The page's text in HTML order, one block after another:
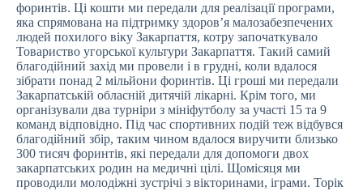
форинтів. Ці кошти ми передали для реалізації програми,
яка спрямована на підтримку здоров’я малозабезпечених
людей похилого віку Закарпаття, котру започаткувало
Товариство угорської культури Закарпаття. Такий самий
благодійний захід ми провели і в грудні, коли вдалося
зібрати понад 2 мільйони форинтів. Ці гроші ми передали
Закарпатській обласній дитячій лікарні. Крім того, ми
організували два турніри з мініфутболу за участі 15 та 9
команд відповідно. Під час спортивних подій теж відбувся
благодійний збір, таким чином вдалося виручити близько
300 тисяч форинтів, які передали для допомоги двох
закарпатських родин на медичні цілі. Щомісяця ми
проводили молодіжні зустрічі з вікторинами, іграми. Торік